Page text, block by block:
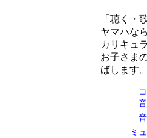
「聴く・
ヤマハな
カリキュ
お子さま
ばします。
ミ